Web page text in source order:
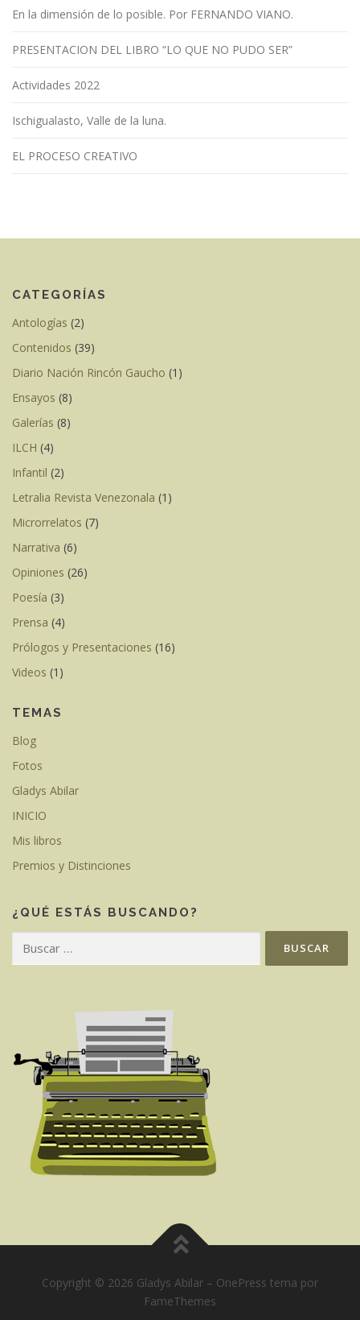
En la dimensión de lo posible. Por FERNANDO VIANO.
PRESENTACION DEL LIBRO “LO QUE NO PUDO SER”
Actividades 2022
Ischigualasto, Valle de la luna.
EL PROCESO CREATIVO
CATEGORÍAS
Antologías (2)
Contenidos (39)
Diario Nación Rincón Gaucho (1)
Ensayos (8)
Galerías (8)
ILCH (4)
Infantil (2)
Letralia Revista Venezonala (1)
Microrrelatos (7)
Narrativa (6)
Opiniones (26)
Poesía (3)
Prensa (4)
Prólogos y Presentaciones (16)
Videos (1)
TEMAS
Blog
Fotos
Gladys Abilar
INICIO
Mis libros
Premios y Distinciones
¿QUÉ ESTÁS BUSCANDO?
Copyright © 2026 Gladys Abilar – OnePress tema por
FameThemes